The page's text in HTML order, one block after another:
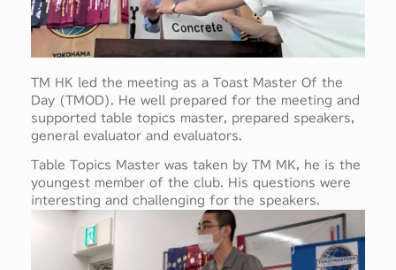
TM HK led the meeting as a Toast Master Of the
Day (TMOD). He well prepared for the meeting and
supported table topics master, prepared speakers,
general evaluator and evaluators.
Table Topics Master was taken by TM MK, he is the
youngest member of the club. His questions were
interesting and challenging for the speakers.